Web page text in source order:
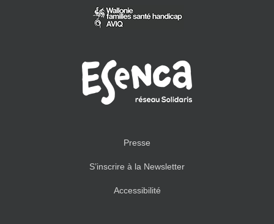
Presse
S’inscrire à la Newsletter
Accessibilité